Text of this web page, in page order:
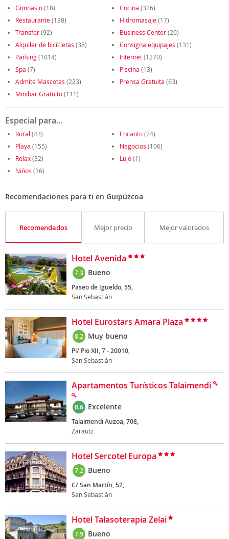
Gimnasio(18) Cocina (326)
Restaurante(138) Hidromasaje(17)
Transfer(92) Business Center(20)
Alquiler de bicicletas (38) Consigna equipajes (131)
Parking(1014) Internet(1270)
Spa (7) Piscina (13)
Admite Mascotas (223) Prensa Gratuita (63)
Minibar Gratuito(111)
Especial para...
Rural (43) Encanto(24)
Playa (155) Negocios (106)
Relax(32) Lujo(1)
Niños (36)
Recomendaciones para ti en Guipúzcoa
Recomendados Mejor precio Mejor valorados
Hotel Avenida
7.3 Bueno
Paseo de Igueldo, 55,
San Sebastián
Hotel Eurostars Amara Plaza
8.2 Muy bueno
Pl/ Pio XII, 7 - 20010,
San Sebastián
Apartamentos Turísticos Talaimendi
8.6 Excelente
Talaimendi Auzoa, 708,
Zarautz
Hotel Sercotel Europa
7.2 Bueno
C/ San Martín, 52,
San Sebastián
Hotel Talasoterapia Zelai
7.9 Bueno